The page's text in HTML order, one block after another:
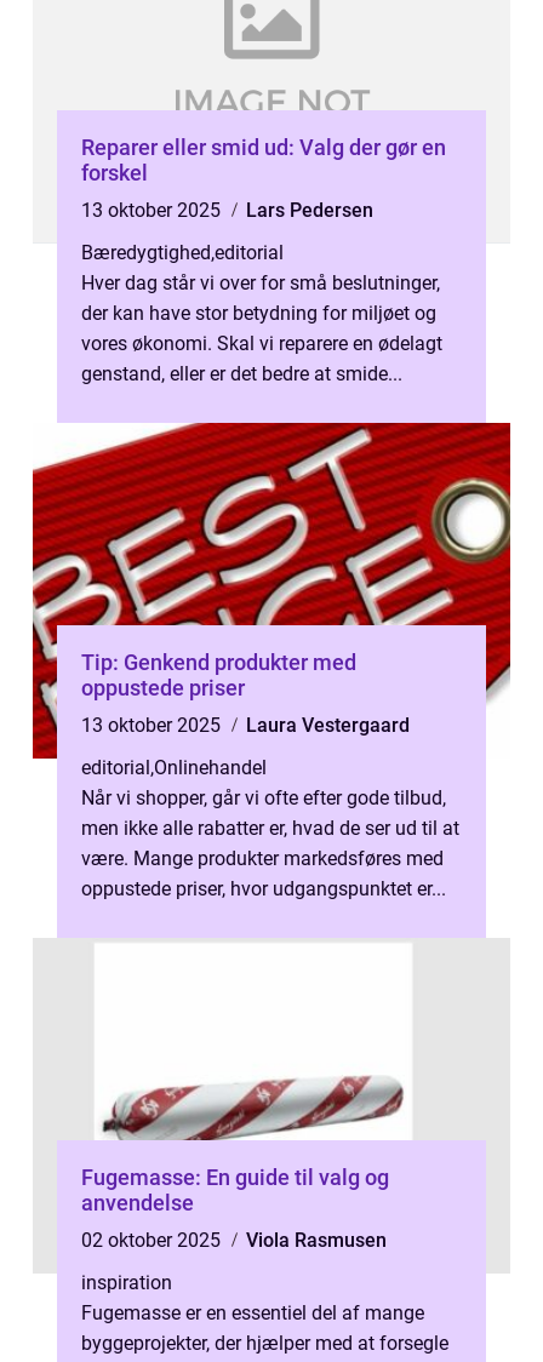
Reparer eller smid ud: Valg der gør en
forskel
13 oktober 2025
Lars Pedersen
Bæredygtighed,editorial
Hver dag står vi over for små beslutninger,
der kan have stor betydning for miljøet og
vores økonomi. Skal vi reparere en ødelagt
genstand, eller er det bedre at smide...
Tip: Genkend produkter med
oppustede priser
13 oktober 2025
Laura Vestergaard
editorial,Onlinehandel
Når vi shopper, går vi ofte efter gode tilbud,
men ikke alle rabatter er, hvad de ser ud til at
være. Mange produkter markedsføres med
oppustede priser, hvor udgangspunktet er...
Fugemasse: En guide til valg og
anvendelse
02 oktober 2025
Viola Rasmusen
inspiration
Fugemasse er en essentiel del af mange
byggeprojekter, der hjælper med at forsegle